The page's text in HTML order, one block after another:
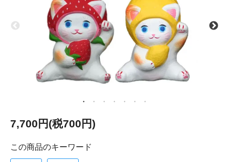
7,700円(税700円)
この商品のキーワード